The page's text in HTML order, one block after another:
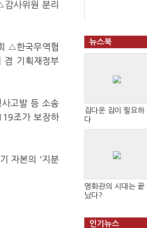
사위원 분리
△한국무역협
기획재정부
고발 등 소송
조가 보장하
자본의 '지분
뉴스북
집다운 집이 필요하
다
영화관의 시대는 끝
났다?
인기뉴스